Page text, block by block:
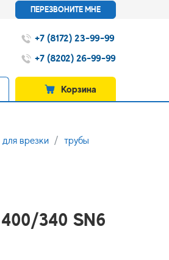
ПЕРЕЗВОНИТЕ МНЕ
+7 (8172) 23-99-99
+7 (8202) 26-99-99
Корзина
врезки
трубы
400/340 SN6